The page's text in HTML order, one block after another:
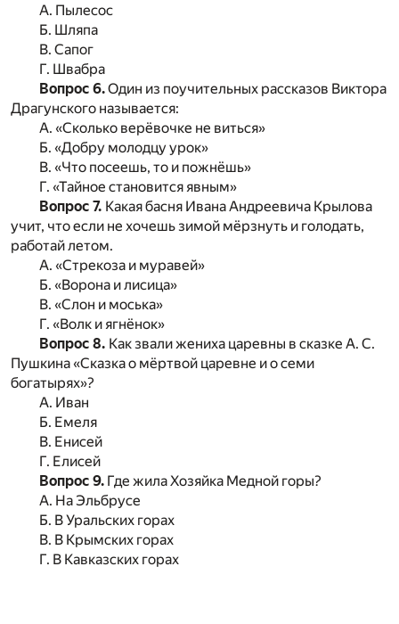
А. Пылесос
Б. Шляпа
В. Сапог
Г. Швабра
Вопрос 6.Один из поучительных рассказов Виктора
Драгунского называется:
А. «Сколько верёвочке не виться»
Б. «Добру молодцу урок»
В. «Что посеешь, то и пожнёшь»
Г. «Тайное становится явным»
Вопрос 7. Какая басня Ивана Андреевича Крылова
учит, что если не хочешь зимой мёрзнуть и голодать,
работай летом.
А. «Стрекоза и муравей»
Б. «Ворона и лисица»
В. «Слон и моська»
Г. «Волк и ягнёнок»
Вопрос 8. Как звали жениха царевны в сказке А. С.
Пушкина «Сказка о мёртвой царевне и о семи
богатырях»?
А. Иван
Б. Емеля
В. Енисей
Г. Елисей
Вопрос 9. Где жила Хозяйка Медной горы?
А. На Эльбрусе
Б. В Уральских горах
В. В Крымских горах
Г. В Кавказских горах